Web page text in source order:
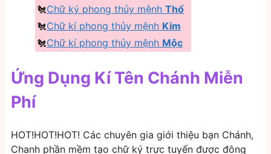
🐔Chữ ký phong thủy mệnh Thổ
️🐔Chữ kí phong thủy mệnh Kim
🐔Chữ kí phong thủy mệnh Mộc
Ứng Dụng Kí Tên Chánh Miễn
Phí
HOT!HOT!HOT! Các chuyên gia giới thiệu bạn Chánh,
Chanh phần mềm tạo chữ ký trực tuyến được đông